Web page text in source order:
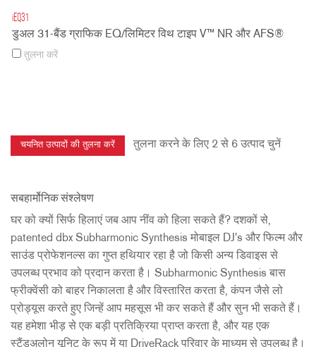
iEQ31
डुअल 31-बैंड ग्राफिक EQ/लिमिटर विथ टाइप V™ NR और AFS®
तुलना करें
तुलना करने के लिए 2 से 6 उत्पाद चुनें
सबहार्मोनिक संश्लेषण
घर को क्यों सिर्फ हिलाएं जब आप नींव को हिला सकते हैं? दशकों से,
patented dbx Subharmonic Synthesis मोबाइल DJ's और फिल्म और
साउंड प्रोफेशनल्स का गुप्त हथियार रहा है जो किसी अन्य डिवाइस से
उपलब्ध प्रभाव को प्रदान करता है। Subharmonic Synthesis बास
फ्रीक्वेंसी को बाहर निकालता है और विस्तारित करता है, कंपन जैसे लो
प्रोड्यूस करते हुए जिन्हें आप महसूस भी कर सकते हैं और सुन भी सकते हैं।
यह हमेशा भीड़ से एक बड़ी प्रतिक्रिया प्राप्त करता है, और यह एक
स्टैंडअलोन यूनिट के रूप में या DriveRack परिवार के माध्यम से उपलब्ध है।